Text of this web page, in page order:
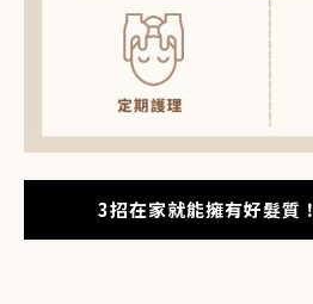
3招在家就能擁有好髮質！